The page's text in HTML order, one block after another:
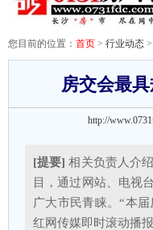
您目前的位置： 首页 > 行业动态 >
房交会最
http://
[提要] 相关负责人介
目，通过网站、电视
广大市民青睐。“本
红网传媒即时滚动播